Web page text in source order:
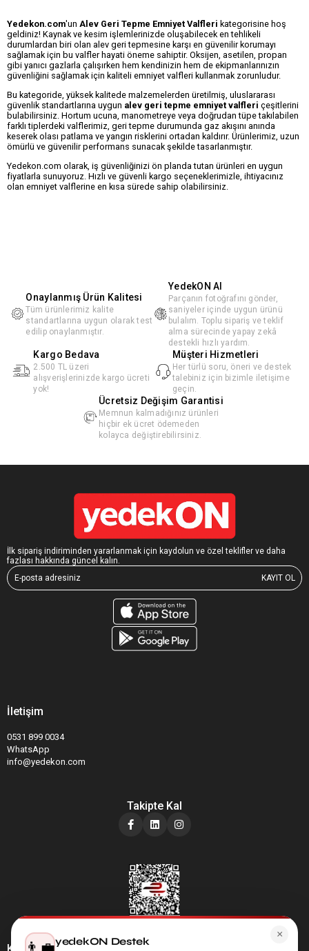
Yedekon.com'un Alev Geri Tepme Emniyet Valfleri kategorisine hoş
geldiniz! Kaynak ve kesim işlemlerinizde oluşabilecek en tehlikeli
durumlardan biri olan alev geri tepmesine karşı en güvenilir korumayı
sağlamak için bu valfler hayati öneme sahiptir. Oksijen, asetilen, propan
gibi yanıcı gazlarla çalışırken hem kendinizin hem de ekipmanlarınızın
güvenliğini sağlamak için kaliteli emniyet valfleri kullanmak zorunludur.
Bu kategoride, yüksek kalitede malzemelerden üretilmiş, uluslararası
güvenlik standartlarına uygun alev geri tepme emniyet valfleri çeşitlerini
bulabilirsiniz. Hortum ucuna, manometreye veya doğrudan tüpe takılabilen
farklı tiplerdeki valflerimiz, geri tepme durumunda gaz akışını anında
keserek olası patlama ve yangın risklerini ortadan kaldırır. Ürünlerimiz, uzun
ömürlü ve güvenilir performans sunacak şekilde tasarlanmıştır.
Yedekon.com olarak, iş güvenliğinizi ön planda tutan ürünleri en uygun
fiyatlarla sunuyoruz. Hızlı ve güvenli kargo seçeneklerimizle, ihtiyacınız
olan emniyet valflerine en kısa sürede sahip olabilirsiniz.
Onaylanmış Ürün Kalitesi
Tüm ürünlerimiz kalite
standartlarına uygun olarak test
edilip onaylanmıştır.
YedekON AI
Parçanın fotoğrafını gönder,
saniyeler içinde uygun ürünü
bulalım. Toplu sipariş ve teklif
alma sürecinde yapay zekâ
destekli hızlı yardım.
Kargo Bedava
2.500 TL üzeri
alışverişlerinizde kargo ücreti
yok!
Müşteri Hizmetleri
Her türlü soru, öneri ve destek
talebiniz için bizimle iletişime
geçin.
Ücretsiz Değişim Garantisi
Memnun kalmadığınız ürünleri
hiçbir ek ücret ödemeden
kolayca değiştirebilirsiniz.
İlk sipariş indiriminden yararlanmak için kaydolun ve özel teklifler ve daha
fazlası hakkında güncel kalın.
KAYIT OL
İletişim
0531 899 0034
WhatsApp
info@yedekon.com
Takipte Kal
×
yedekON Destek